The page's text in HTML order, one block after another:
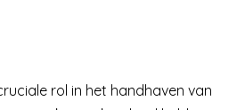
rol in het handhaven van